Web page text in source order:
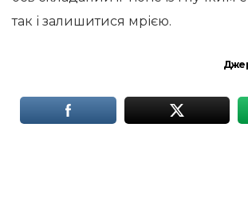
так і залишитися мрією.